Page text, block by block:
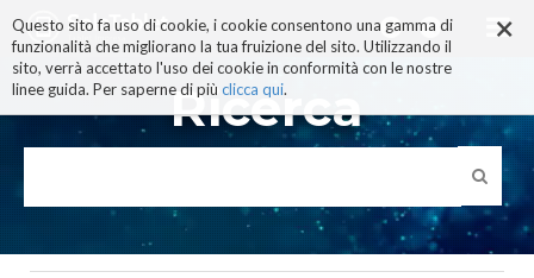
×
Questo sito fa uso di cookie, i cookie consentono una gamma di
funzionalità che migliorano la tua fruizione del sito. Utilizzando il
sito, verrà accettato l'uso dei cookie in conformità con le nostre
linee guida. Per saperne di più clicca qui.
ai
contenuti.
|
alla
navigazione
Ricerca